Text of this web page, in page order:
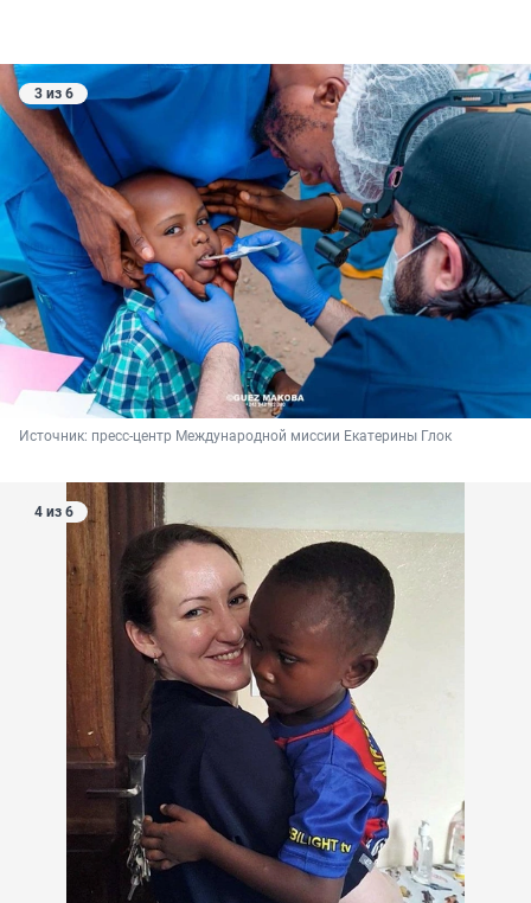
3 из 6
Источник: пресс-центр Международной миссии Екатерины Глок
4 из 6